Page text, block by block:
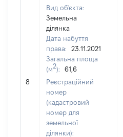
8
Вид об'єкта:
Земельна
ділянка
Дата набуття
права:
23.11.2021
Загальна площа
(м2):
61,6
Реєстраційний
номер
(кадастровий
номер для
земельної
ділянки):